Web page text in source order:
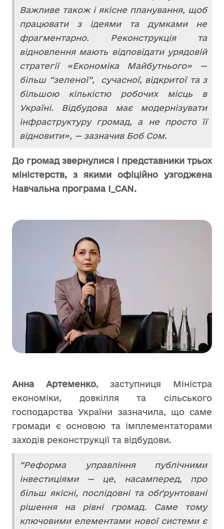
Важливе також і якісне планування, щоб
працювати з ідеями та думками не
фрагментарно. Реконструкція та
відновлення мають відповідати урядовій
стратегії «Економіка Майбутнього» —
більш “зеленої”, сучасної, відкритої та з
більшою кількістю робочих місць в
Україні. Відбудова має модернізувати
інфраструктуру громад, а не просто її
відновити», — зазначив Боб Сом.
До громад звернулися і представники трьох
міністерств, з якими офіційно узгоджена
Навчальна програма I_CAN.
Анна Артеменко, заступниця Міністра
економіки, довкілля та сільського
господарства України зазначила, що саме
громади є основою та імплементаторами
заходів реконструкції та відбудови.
“Реформа управління публічними
інвестиціями — це, насамперед, про
більш якісні, послідовні та обґрунтовані
рішення на рівні громад. Саме тому
ключовими елементами нової системи є